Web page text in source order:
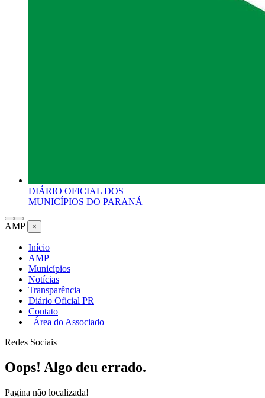
DIÁRIO OFICIAL DOS
MUNICÍPIOS DO PARANÁ
AMP ×
Início
AMP
Municípios
Notícias
Transparência
Diário Oficial PR
Contato
Área do Associado
Redes Sociais
Oops! Algo deu errado.
Pagina não localizada!